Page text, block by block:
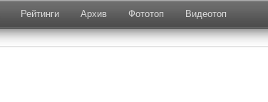
Рейтинги Архив Фототоп Видеотоп